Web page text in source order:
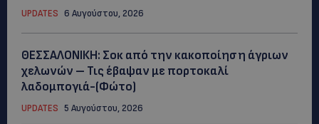
UPDATES 6 Αυγούστου, 2026
ΘΕΣΣΑΛΟΝΙΚΗ: Σοκ από την κακοποίηση άγριων
χελωνών – Τις έβαψαν με πορτοκαλί
λαδομπογιά-(Φώτο)
UPDATES 5 Αυγούστου, 2026